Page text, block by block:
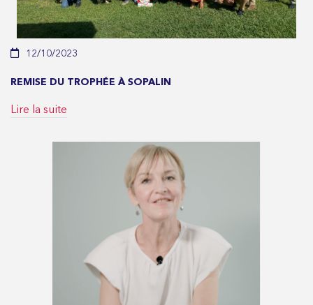
12/10/2023
REMISE DU TROPHÉE À SOPALIN
Lire la suite